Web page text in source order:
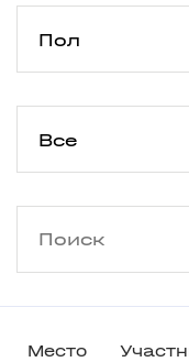
Место